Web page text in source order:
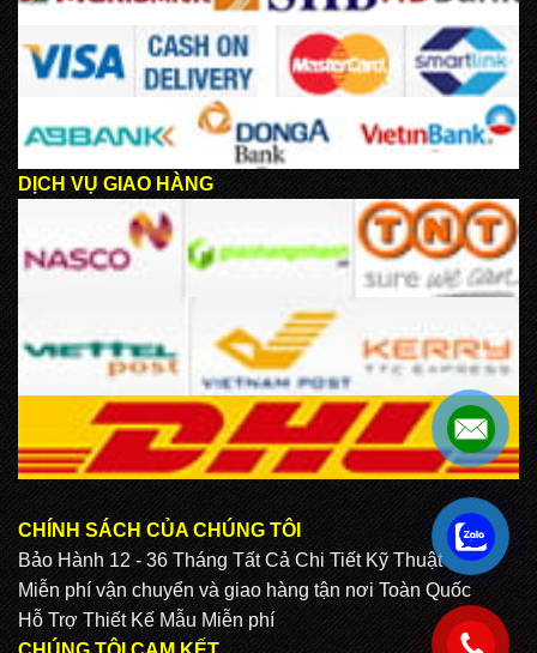
DỊCH VỤ GIAO HÀNG
CHÍNH SÁCH CỦA CHÚNG TÔI
Bảo Hành 12 - 36 Tháng Tất Cả Chi Tiết Kỹ Thuật
Miễn phí vận chuyển và giao hàng tận nơi Toàn Quốc
Hỗ Trợ Thiết Kế Mẫu Miễn phí
.
.